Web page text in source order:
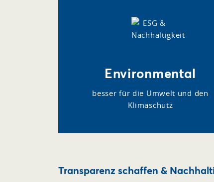
Environmental
besser für die Umwelt und den
Klimaschutz
Transparenz schaffen &